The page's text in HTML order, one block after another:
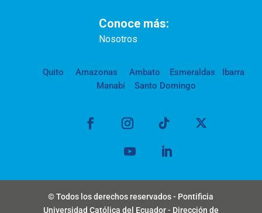
Conoce más:
Nosotros
Quito Amazonas Ambato Esmeraldas
Ibarra
Manabí
Santo Domingo
© Todos los derechos reservados - Pontificia
Universidad Católica del Ecuador - Dirección de